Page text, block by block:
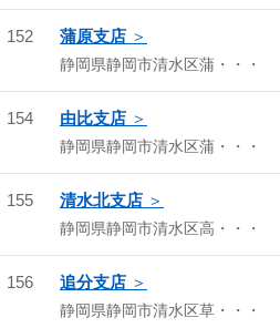
152 蒲原支店
静岡県静岡市清水区蒲・・・
154 由比支店
静岡県静岡市清水区蒲・・・
155 清水北支店
静岡県静岡市清水区高・・・
156 追分支店
静岡県静岡市清水区草・・・